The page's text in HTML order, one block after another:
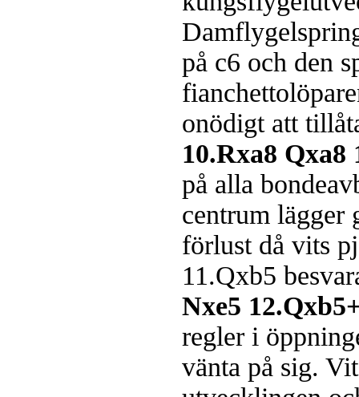
på c6 och den
onödigt att
10.Rxa8 Qxa8
på alla
centrum lägger
förlust då vits
11.Qxb5
Nxe5
regler i
vänta på sig.